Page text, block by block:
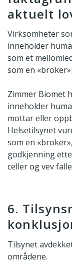
aktuelt
Virksomheter
inneholder
som et
som en «broker»
Zimmer Biomet
inneholder
mottar eller
Helsetilsynet
som en
godkjenning
celler og vev
6.
Tilsynet
områdene.